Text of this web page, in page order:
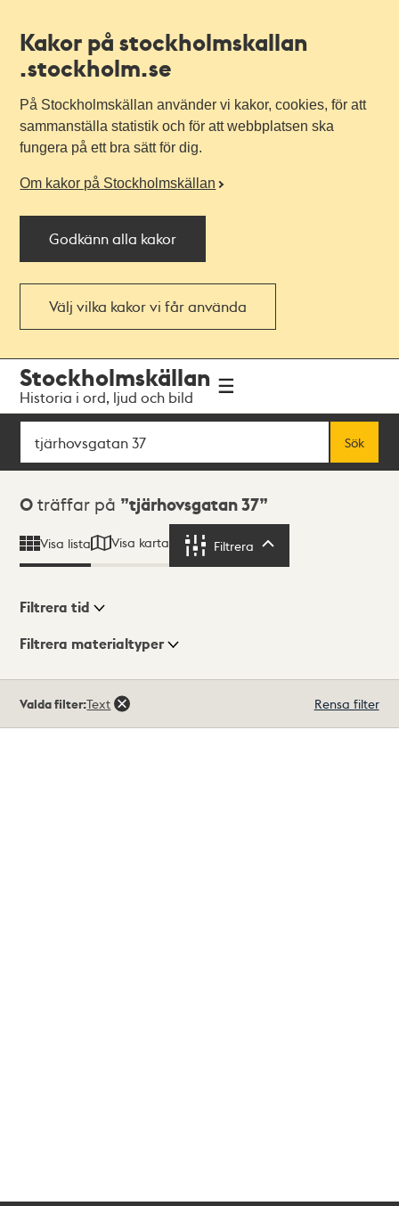
Kakor på stockholmskallan
.stockholm.se
På Stockholmskällan använder vi kakor, cookies, för att
sammanställa statistik och för att webbplatsen ska
fungera på ett bra sätt för dig.
Om kakor på Stockholmskällan
Godkänn alla kakor
Välj vilka kakor vi får använda
navigationen
huvudinnehållet
Stockholmskällan
Historia i ord, ljud och bild
Sök
Sök
Sökresultat
0 träffar på tjärhovsgatan 37
Visa lista Visa karta Filtrera
Visningsläge
Filtrera tid
Filtrera materialtyper
träffar
Valda filter:Text Rensa filter